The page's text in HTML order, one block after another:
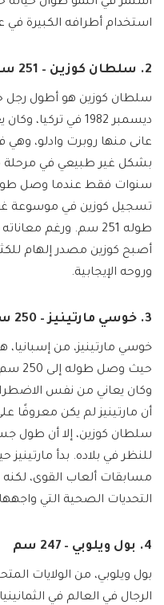
استخدام أطرافه الكبيرة في عام
2. سلطان كوزين – 251 سم
ديسمبر 1982 في
عانى منها روبرت وادلو، وهي
تسجيل كوزين في موسوعة
طوله 251 سم. ورغم
أصبح كوزين مصدر إلهام
وروحه الإيجابية.
3. خوسي مارتينيز – 250 سم
خوسي مارتينيز، من
وكان يعاني من نفس
أن مارتينيز لم يكن معروفًا
سلطان كوزين، إلا أن طول
للنظر في بلاده. بدأ
مسابقات ألعاب القوى،
التحديات الصحية التي
4. بول ويلوبي – 247 سم
بول ويلوبي، من الولايات